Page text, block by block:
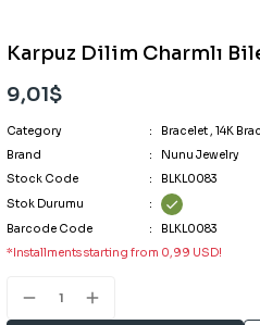
Karpuz Dilim Charmlı
9,01$
Category Bracelet, 14K
Brand
Nunu Jewelry
Stock Code
BLKL0083
Stok Durumu
Barcode Code
BLKL0083
*Installments starting from 0,99 USD!
Handcuff Bracelet
Triple Earring Sets